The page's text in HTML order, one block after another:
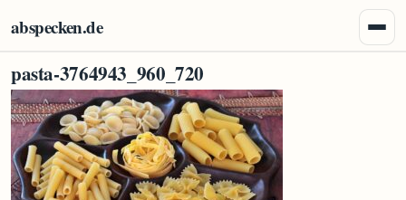
abspecken.de
pasta-3764943_960_720